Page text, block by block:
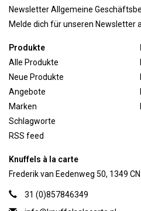
Newsletter Allgemeine
Melde dich für unseren Newsletter
Produkte
Alle Produkte
Neue Produkte
Angebote
Marken
Schlagworte
RSS feed
Knuffels à la carte
Frederik van Eedenweg 50, 1349
31 (0)857846349